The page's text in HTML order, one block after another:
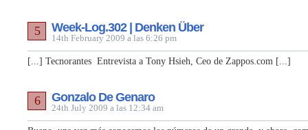
Week-Log.302 | Denken Über
14th February 2009 a las 6:26 pm
5
[...] Tecnorantes Entrevista a Tony Hsieh, Ceo de Zappos.com [...]
Gonzalo De Genaro
24th July 2009 a las 12:34 am
6